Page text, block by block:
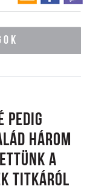
pedig
három
a
titkáról